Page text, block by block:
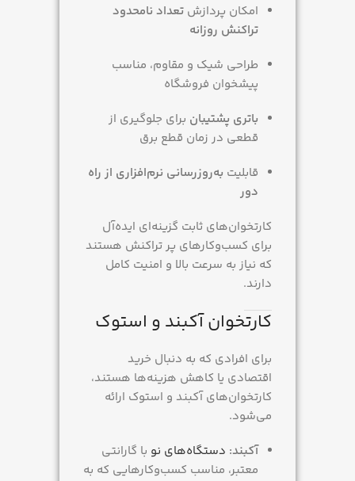
امکان پردازش تعداد نامحدود
تراکنش روزانه
طراحی شیک و مقاوم، مناسب
پیشخوان فروشگاه
باتری پشتیبان برای جلوگیری از
قطعی در زمان قطع برق
قابلیت به‌روزرسانی نرم‌افزاری از راه
دور
کارتخوان‌های ثابت گزینه‌ای ایده‌آل
برای کسب‌وکارهای پر تراکنش هستند
که نیاز به سرعت بالا و امنیت کامل
دارند.
کارتخوان آکبند و استوک
برای افرادی که به دنبال خرید
اقتصادی یا کاهش هزینه‌ها هستند،
کارتخوان‌های آکبند و استوک ارائه
می‌شود.
آکبند: دستگاه‌های نو با گارانتی
معتبر، مناسب کسب‌وکارهایی که به